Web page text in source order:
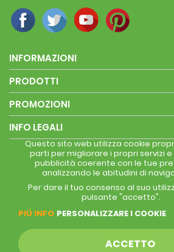
INFORMAZIONI
PRODOTTI
PROMOZIONI
INFO LEGALI
Questo sito web utilizza cookie
parti per migliorare i propri servizi
pubblicità coerente con le tue
analizzando le abitudini di
Per dare il tuo consenso al suo
pulsante "accetto".
PIÚ INFO PERSONALIZZARE I COOKIE
ACCETTO